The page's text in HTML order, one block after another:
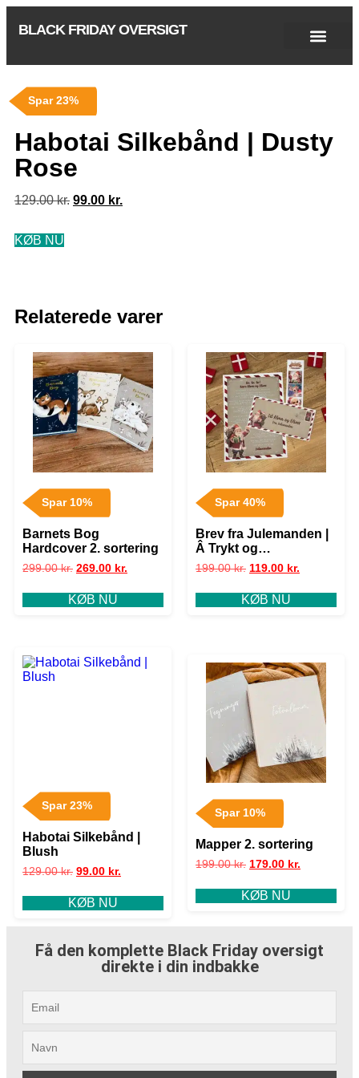
BLACK FRIDAY OVERSIGT
Spar 23%
Habotai Silkebånd | Dusty
Rose
129.00kr. 99.00 kr.
KØB NU
Relaterede varer
Spar 10%
Barnets Bog
Hardcover 2. sortering
299.00kr. 269.00 kr.
KØB NU
Spar 40%
Brev fra Julemanden |
Â Trykt og
personliggjort
199.00kr. 119.00 kr.
KØB NU
Spar 23%
Habotai Silkebånd |
Blush
129.00kr. 99.00 kr.
KØB NU
Spar 10%
Mapper 2. sortering
199.00kr. 179.00 kr.
KØB NU
Få den komplette Black Friday oversigt
direkte i din indbakke